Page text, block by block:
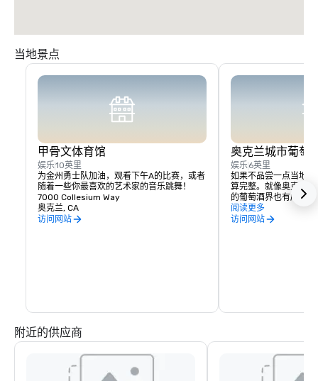
当地景点
甲骨文体育馆
娱乐10英里
为金州勇士队加油，观看下午A的比赛，或者
随着一些你最喜欢的艺术家的音乐跳舞！
7000 Collesium Way
奥克兰, CA
访问网站
奥克兰城市葡萄
娱乐6英里
如果不品尝一点当地
算完整。就像奥克兰
的葡萄酒界也有所不
位于经过翻修的仓库
量是首屈一指的。离
阅读更多
访问网站
附近的供应商